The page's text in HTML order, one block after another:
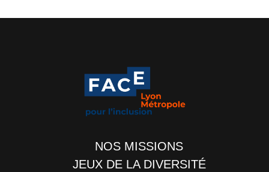
NOS MISSIONS
JEUX DE LA DIVERSITÉ